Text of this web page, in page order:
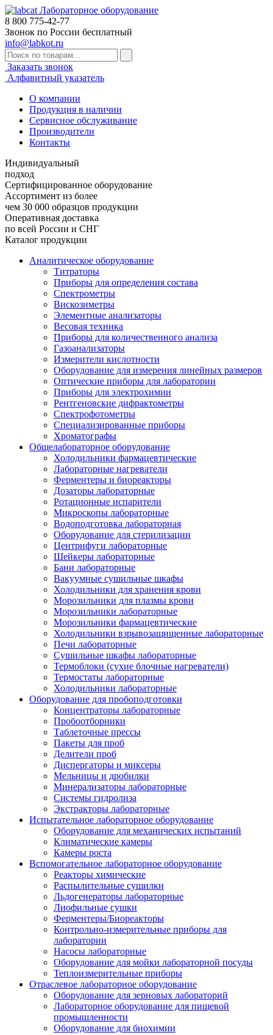
Лабораторное оборудование
8 800 775-42-77
Звонок по России бесплатный
info@labkot.ru
Заказать звонок
Алфавитный указатель
О компании
Продукция в наличии
Сервисное обслуживание
Производители
Контакты
Индивидуальный
подход
Сертифицированное оборудование
Ассортимент из более
чем 30 000 образцов продукции
Оперативная доставка
по всей России и СНГ
Каталог продукции
Аналитическое оборудование
Титраторы
Приборы для определения состава
Спектрометры
Вискозиметры
Элементные анализаторы
Весовая техника
Приборы для количественного анализа
Газоанализаторы
Измерители кислотности
Оборудование для измерения линейных размеров
Оптические приборы для лаборатории
Приборы для электрохимии
Рентгеновские дифрактометры
Спектрофотометры
Специализированные приборы
Хроматографы
Общелабораторное оборудование
Холодильники фармацевтические
Лабораторные нагреватели
Ферментеры и биореакторы
Дозаторы лабораторные
Ротационные испарители
Микроскопы лабораторные
Водоподготовка лабораторная
Оборудование для стерилизации
Центрифуги лабораторные
Шейкеры лабораторные
Бани лабораторные
Вакуумные сушильные шкафы
Холодильники для хранения крови
Морозильники для плазмы крови
Морозильники лабораторные
Морозильники фармацевтические
Холодильники взрывозащищенные лабораторные
Печи лабораторные
Сушильные шкафы лабораторные
Термоблоки (сухие блочные нагреватели)
Термостаты лабораторные
Холодильники лабораторные
Оборудование для пробоподготовки
Концентраторы лабораторные
Пробоотборники
Таблеточные прессы
Пакеты для проб
Делители проб
Диспергаторы и миксеры
Мельницы и дробилки
Минерализаторы лабораторные
Системы гидролиза
Экстракторы лабораторные
Испытательное лабораторное оборудование
Оборудование для механических испытаний
Климатические камеры
Камеры роста
Вспомогательное лабораторное оборудование
Реакторы химические
Распылительные сушилки
Льдогенераторы лабораторные
Лиофильные сушки
Ферментеры/Биореакторы
Контрольно-измерительные приборы для
лаборатории
Насосы лабораторные
Оборудование для мойки лабораторной посуды
Теплоизмерительные приборы
Отраслевое лабораторное оборудование
Оборудование для зерновых лабораторий
Лабораторное оборудование для пищевой
промышленности
Оборудование для биохимии